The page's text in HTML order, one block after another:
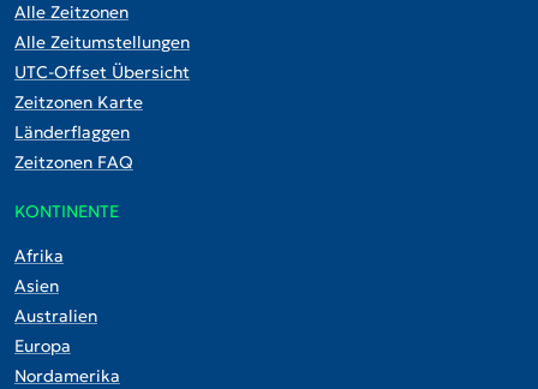
Alle Zeitzonen
Alle Zeitumstellungen
UTC-Offset Übersicht
Zeitzonen Karte
Länderflaggen
Zeitzonen FAQ
KONTINENTE
Afrika
Asien
Australien
Europa
Nordamerika